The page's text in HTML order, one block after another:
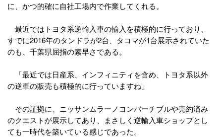
に、かつ的確に自社工場内で作業してくれる。
最近ではトヨタ系逆輸入車の輸入を積極的に行っており、
すでに2016年のタンドラが2台、タコマが1台展示されていた
のも、千葉県屈指の素早さである。
「最近では日産系、インフィニティを含め、トヨタ系以外
の逆車の販売も積極的に行っていますね」
その証拠に、ニッサンムラーノコンバーチブルや売約済み
のクエストが展示してあり、まさしく逆輸入車ショップとし
ても一時代を築いている感じであった。